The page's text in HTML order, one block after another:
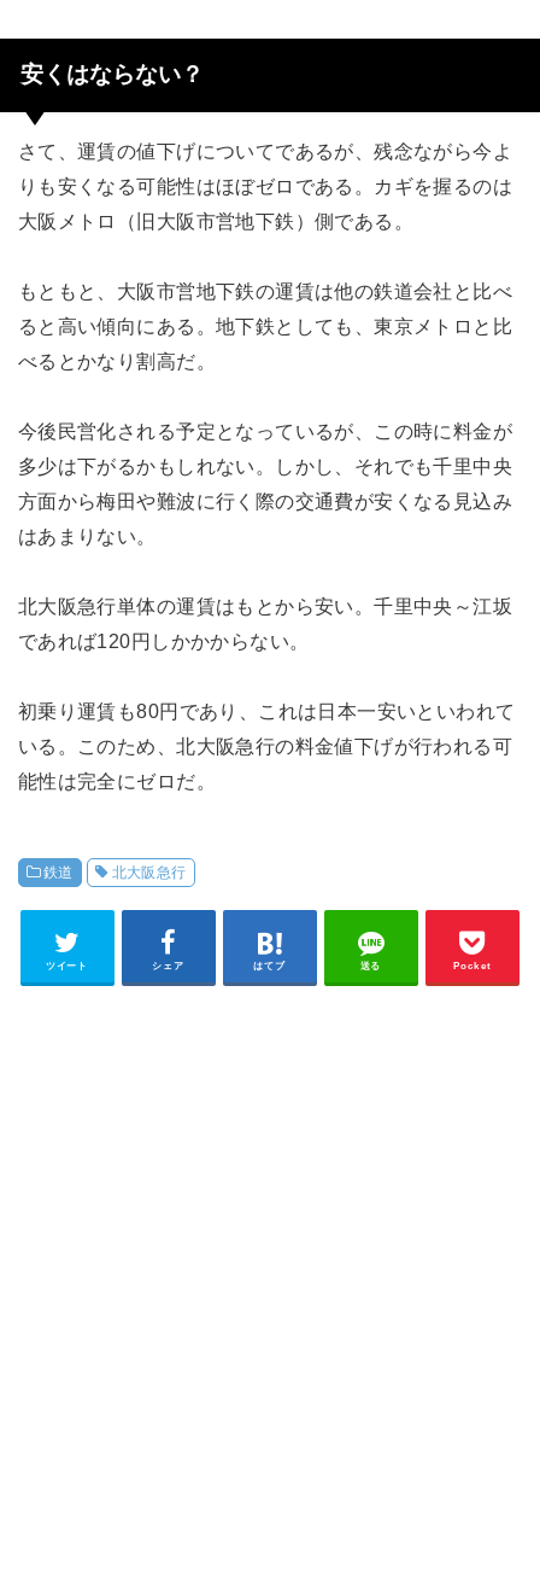
安くはならない？
さて、運賃の値下げについてであるが、残念ながら今よ
りも安くなる可能性はほぼゼロである。カギを握るのは
大阪メトロ（旧大阪市営地下鉄）側である。
もともと、大阪市営地下鉄の運賃は他の鉄道会社と比べ
ると高い傾向にある。地下鉄としても、東京メトロと比
べるとかなり割高だ。
今後民営化される予定となっているが、この時に料金が
多少は下がるかもしれない。しかし、それでも千里中央
方面から梅田や難波に行く際の交通費が安くなる見込み
はあまりない。
北大阪急行単体の運賃はもとから安い。千里中央～江坂
であれば120円しかかからない。
初乗り運賃も80円であり、これは日本一安いといわれて
いる。このため、北大阪急行の料金値下げが行われる可
能性は完全にゼロだ。
鉄道 北大阪急行
ツイート シェア はてブ 送る Pocket